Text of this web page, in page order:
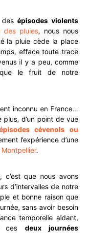
desépisodes violents
des pluies, nous nous
la pluie cède la place
efface toute trace
il y a peu, comme
le fruit de notre
inconnu en France…
d’un point de vue
cévenols ou
l’expérience d’une
Montpellier.
que nous avons
d’intervalles de notre
et bonne raison que
sans avoir besoin
temporelle aidant,
ces deux journées